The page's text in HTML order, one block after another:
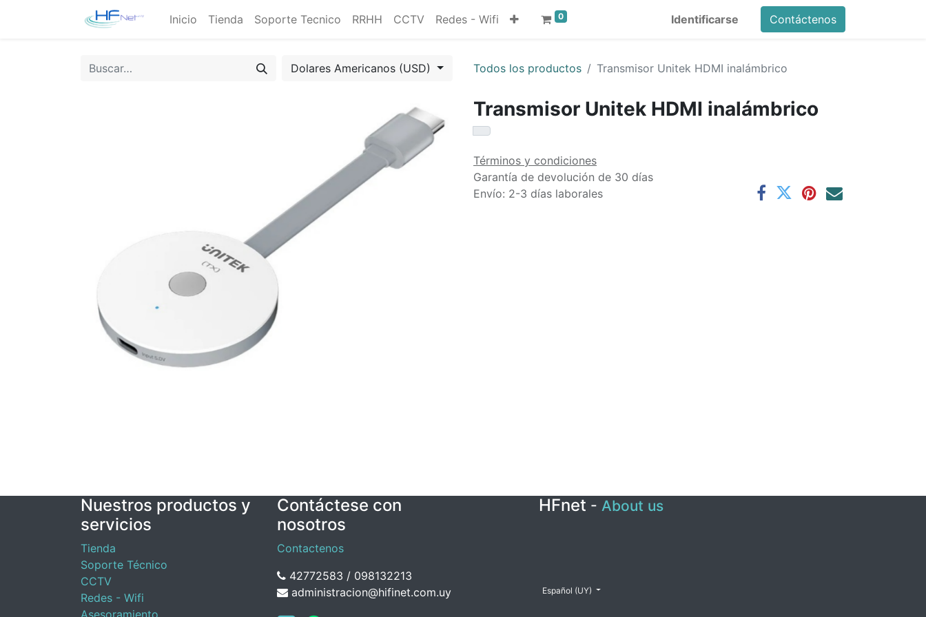
Inicio Tienda Soporte Tecnico RRHH CCTV Redes - Wifi 0 Identificarse Contáctenos
Dolares Americanos (USD) Todos los productos Transmisor Unitek HDMI inalámbrico
Transmisor Unitek HDMI inalámbrico
Términos y condiciones
Garantía de devolución de 30 días
Envío: 2-3 días laborales
Nuestros productos y
servicios
Tienda
Soporte Técnico
CCTV
Redes - Wifi
Asesoramiento
Contáctese con
nosotros
Contactenos
42772583 / 098132213
administracion@hifinet.com.uy
HFnet - About us
Español (UY)